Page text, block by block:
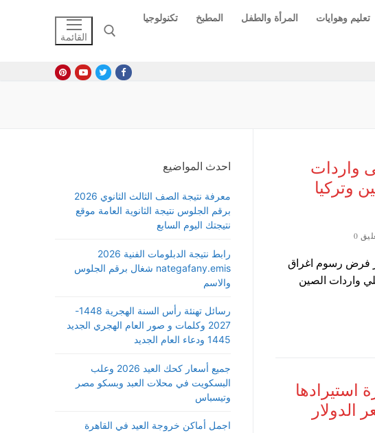
تعليم وهوايات المرأة والطفل المطبخ
تكنولوجيا
القائمة
واردات
الصين وتركيا
0
فرض رسوم اغراق
لمدة 4 اشهر وذلك علي واردات الصين
استيرادها
احدث المواضيع
معرفة نتيجة الصف الثالث الثانوي 2026
برقم الجلوس نتيجة الثانوية العامة موقع
نتيجتك اليوم السابع
رابط نتيجة الدبلومات الفنية 2026
nategafany.emis شغال برقم الجلوس
والاسم
رسائل تهنئة رأس السنة الهجرية 1448-
2027 وكلمات و صور العام الهجري الجديد
1445 ودعاء العام الجديد
جميع أسعار كحك العيد 2026 وعلب
البسكويت في محلات العبد وبسكو مصر
وتيسباس
اجمل أماكن خروجة العيد في القاهرة